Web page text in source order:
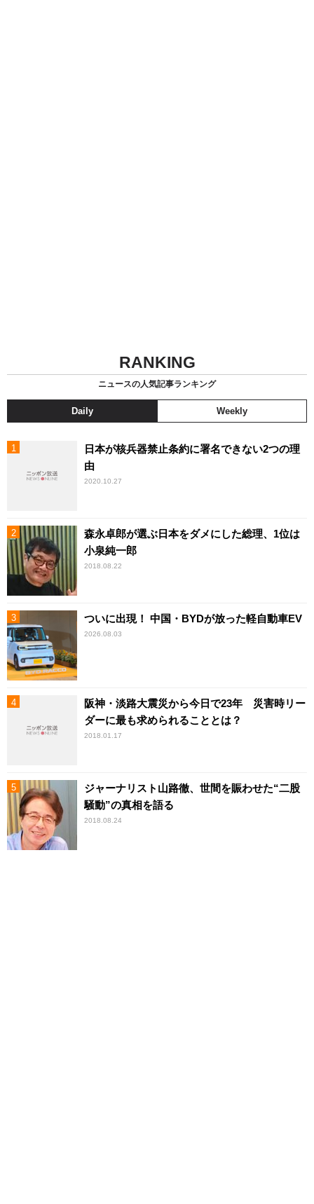
RANKING
ニュースの人気記事ランキング
Daily Weekly
日本が核兵器禁止条約に署名できない2つの理
由
2020.10.27
森永卓郎が選ぶ日本をダメにした総理、1位は
小泉純一郎
2018.08.22
ついに出現！ 中国・BYDが放った軽自動車EV
2026.08.03
阪神・淡路大震災から今日で23年 災害時リー
ダーに最も求められることとは？
2018.01.17
ジャーナリスト山路徹、世間を賑わせた“二股
騒動”の真相を語る
2018.08.24